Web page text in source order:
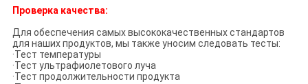
Проверка качества:
Для обеспечения самых высококачественных стандартов
для наших продуктов, мы также уносим следовать тесты:
·Тест температуры
·Тест ультрафиолетового луча
·Тест продолжительности продукта